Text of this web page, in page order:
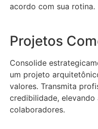
acordo com sua rotina.
Projetos
Consolide
um projeto
valores. Transmita
credibilidade,
colaboradores.